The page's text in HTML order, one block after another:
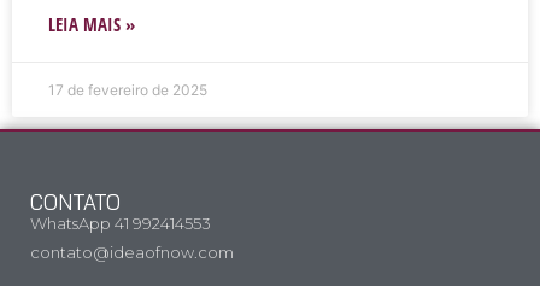
LEIA MAIS »
17 de fevereiro de 2025
CONTATO
WhatsApp 41 992414553
contato@ideaofnow.com